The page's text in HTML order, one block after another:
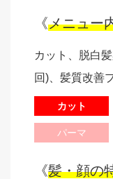
《メニュー
カット、脱白
回)、髪質改善
カット
パーマ
《髪・顔の